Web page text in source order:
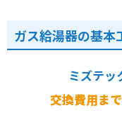
ガス給湯器の基本
ミズテッ
交換費用ま